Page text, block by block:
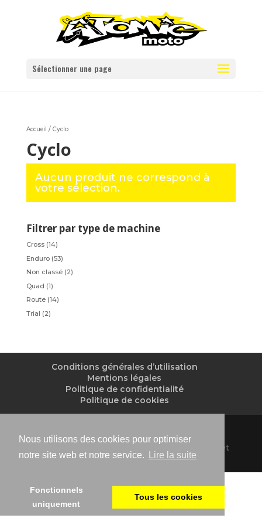
Nous utilisons des cookies pour optimiser
notre site web et notre service.
Lire la suite
Fonctionnels
uniquement
Tous les cookies
Sélectionner une page
Accueil / Cyclo
Cyclo
Aucun produit ne correspond à
votre sélection.
Filtrer par type de machine
Cross (14)
Enduro (53)
Non classé (2)
Quad (1)
Route (14)
Trial (2)
Conditions générales d’utilisation
Mentions légales
Politique de confidentialité
Politique de cookies
Atomic Moto 2019 - Concessionnaire motos et
quads à Guéret (23)